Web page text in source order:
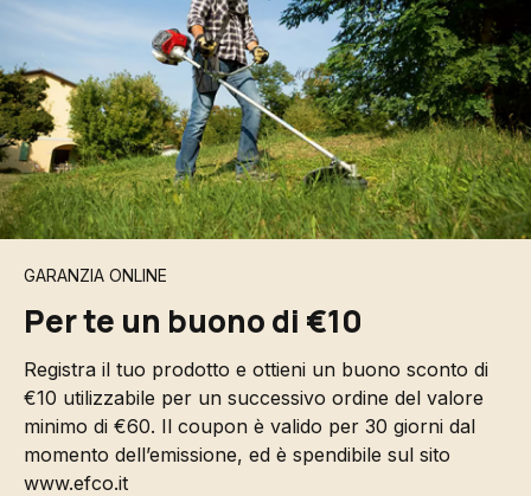
GARANZIA ONLINE
Per te un buono di €10
Registra il tuo prodotto e ottieni un buono sconto di
€10 utilizzabile per un successivo ordine del valore
minimo di €60. Il coupon è valido per 30 giorni dal
momento dell’emissione, ed è spendibile sul sito
www.efco.it